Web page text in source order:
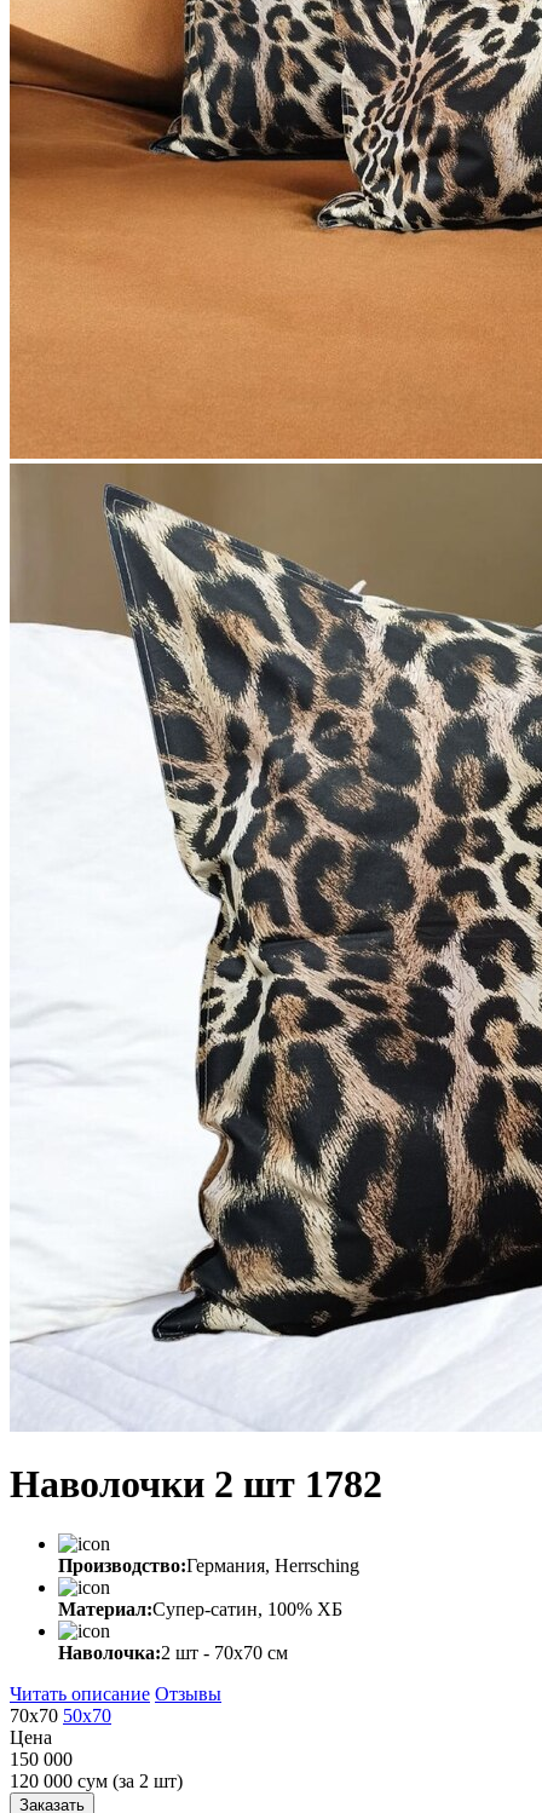
Наволочки 2 шт 1782
Производство:Германия, Herrsching
Материал:Супер-сатин, 100% ХБ
Наволочка:2 шт - 70x70 см
Читать описание Отзывы
70х70 50х70
Цена
150 000
120 000 сум (за 2 шт)
Заказать